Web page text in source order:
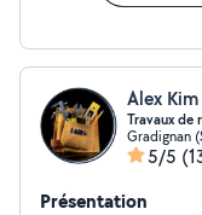
Alex Kim
Travaux de
Gradignan
5/5
Présentation